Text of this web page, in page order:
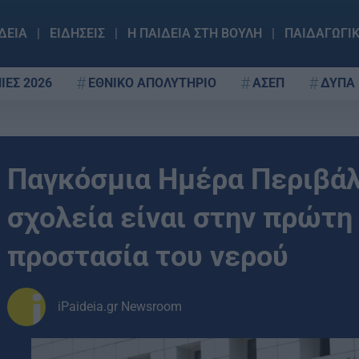
ΕΙΔΗΣΕΙΣ Η ΠΑΙΔΕΙΑ ΣΤΗ ΒΟΥΛΗ
2026 ΕΘΝΙΚΟ ΑΠΟΛΥΤΗΡΙΟ ΑΣΕΠ ΔΥΠΑ
Παγκόσμια Ημέρα
σχολεία είναι στην
προστασία του νερού
iPaideia.gr Newsroom